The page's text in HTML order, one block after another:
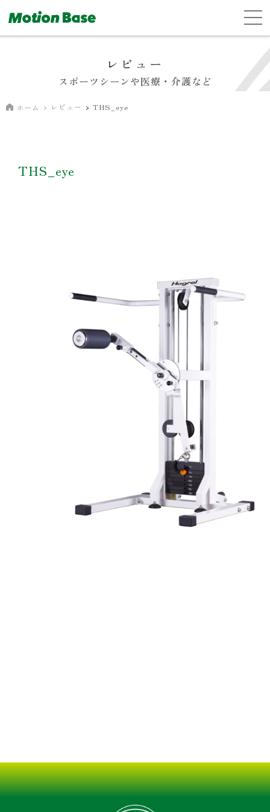
レビュー
スポーツシーンや医療・介護など
ホーム レビュー THS_eye
THS_eye